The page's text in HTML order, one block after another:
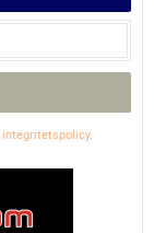
integritetspolicy.